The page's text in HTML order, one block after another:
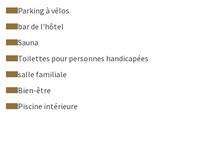
Parking à vélos
bar de l'hôtel
Sauna
Toilettes pour personnes handicapées
salle familiale
Bien-être
Piscine intérieure